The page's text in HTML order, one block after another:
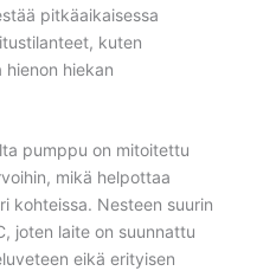
pitkäaikaisessa
kuten
hiekan
pumppu on mitoitettu
mikä helpottaa
kohteissa. Nesteen suurin
joten laite on suunnattu
eikä erityisen